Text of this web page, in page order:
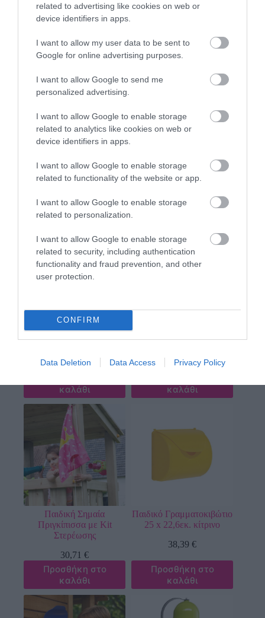
related to advertising like cookies on web or
device identifiers in apps.
I want to allow my user data to be sent to
Google for online advertising purposes.
I want to allow Google to send me
personalized advertising.
I want to allow Google to enable storage
related to analytics like cookies on web or
device identifiers in apps.
I want to allow Google to enable storage
related to functionality of the website or app.
I want to allow Google to enable storage
related to personalization.
I want to allow Google to enable storage
related to security, including authentication
functionality and fraud prevention, and other
user protection.
CONFIRM
Data Deletion Data Access Privacy Policy
Προσθήκη στο
καλάθι
Προσθήκη στο
Παιδικά Κυάλια Πράσινο-
21,63
καλάθι
16,51
Παιδική Ξύλινη
Ανεμόσκαλα 2,10μ – 6
31,87€
καλάθι
καλάθι
Παιδική Σημαία
Πριγκίπισσα με Kit
Στερέωσης
30,71€
Προσθήκη στο
καλάθι
Παιδικό Γραμματοκιβώτιο
25 x 22,6εκ. κίτρινο
38,39€
Προσθήκη στο
καλάθι